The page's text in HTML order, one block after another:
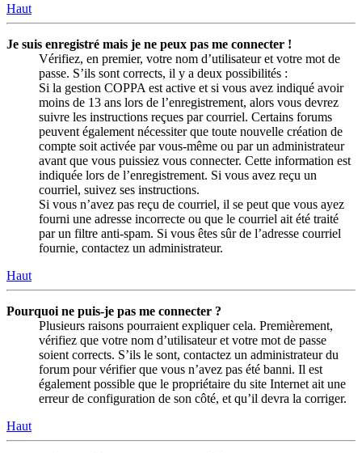
Haut
Je suis enregistré mais je ne peux pas me connecter !
Vérifiez, en premier, votre nom d’utilisateur et votre mot de
passe. S’ils sont corrects, il y a deux possibilités :
Si la gestion COPPA est active et si vous avez indiqué avoir
moins de 13 ans lors de l’enregistrement, alors vous devrez
suivre les instructions reçues par courriel. Certains forums
peuvent également nécessiter que toute nouvelle création de
compte soit activée par vous-même ou par un administrateur
avant que vous puissiez vous connecter. Cette information est
indiquée lors de l’enregistrement. Si vous avez reçu un
courriel, suivez ses instructions.
Si vous n’avez pas reçu de courriel, il se peut que vous ayez
fourni une adresse incorrecte ou que le courriel ait été traité
par un filtre anti-spam. Si vous êtes sûr de l’adresse courriel
fournie, contactez un administrateur.
Haut
Pourquoi ne puis-je pas me connecter ?
Plusieurs raisons pourraient expliquer cela. Premièrement,
vérifiez que votre nom d’utilisateur et votre mot de passe
soient corrects. S’ils le sont, contactez un administrateur du
forum pour vérifier que vous n’avez pas été banni. Il est
également possible que le propriétaire du site Internet ait une
erreur de configuration de son côté, et qu’il devra la corriger.
Haut